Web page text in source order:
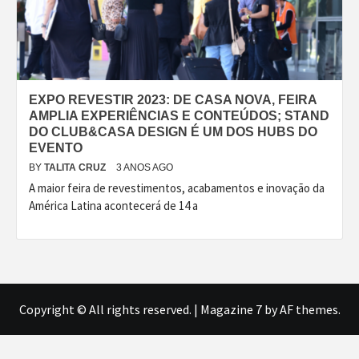
EXPO REVESTIR 2023: DE CASA NOVA, FEIRA
AMPLIA EXPERIÊNCIAS E CONTEÚDOS; STAND
DO CLUB&CASA DESIGN É UM DOS HUBS DO
EVENTO
BY TALITA CRUZ 3 ANOS AGO
A maior feira de revestimentos, acabamentos e inovação da
América Latina acontecerá de 14 a
Copyright © All rights reserved. | Magazine 7by AF themes.